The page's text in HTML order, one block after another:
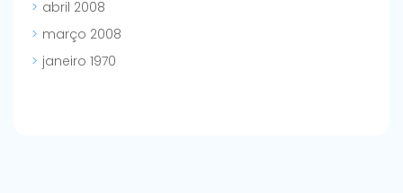
abril 2008
março 2008
janeiro 1970